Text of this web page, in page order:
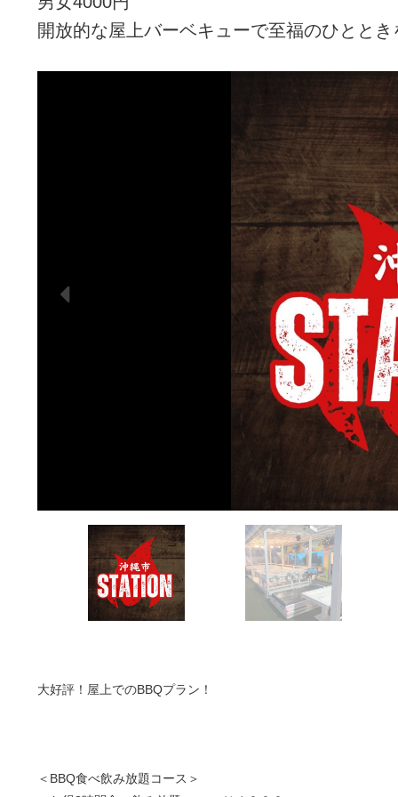
開放的な屋上バーベキューで至福のひととき
大好評！屋上でのBBQプラン！
＜BBQ食べ飲み放題コース＞